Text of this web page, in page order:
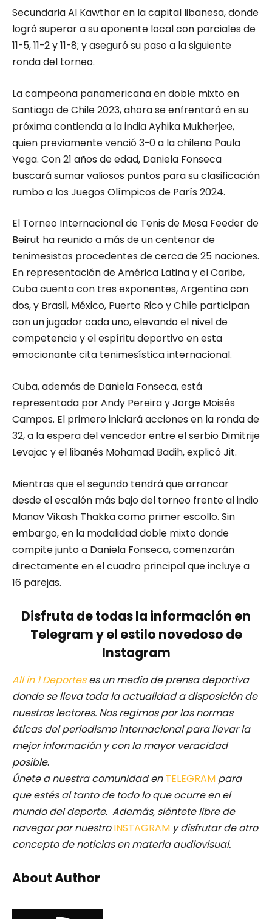
Secundaria Al Kawthar en la capital libanesa, donde
logró superar a su oponente local con parciales de
11-5, 11-2 y 11-8; y aseguró su paso a la siguiente
ronda del torneo.
La campeona panamericana en doble mixto en
Santiago de Chile 2023, ahora se enfrentará en su
próxima contienda a la india Ayhika Mukherjee,
quien previamente venció 3-0 a la chilena Paula
Vega. Con 21 años de edad, Daniela Fonseca
buscará sumar valiosos puntos para su clasificación
rumbo a los Juegos Olímpicos de París 2024.
El Torneo Internacional de Tenis de Mesa Feeder de
Beirut ha reunido a más de un centenar de
tenimesistas procedentes de cerca de 25 naciones.
En representación de América Latina y el Caribe,
Cuba cuenta con tres exponentes, Argentina con
dos, y Brasil, México, Puerto Rico y Chile participan
con un jugador cada uno, elevando el nivel de
competencia y el espíritu deportivo en esta
emocionante cita tenimesística internacional.
Cuba, además de Daniela Fonseca, está
representada por Andy Pereira y Jorge Moisés
Campos. El primero iniciará acciones en la ronda de
32, a la espera del vencedor entre el serbio Dimitrije
Levajac y el libanés Mohamad Badih, explicó Jit.
Mientras que el segundo tendrá que arrancar
desde el escalón más bajo del torneo frente al indio
Manav Vikash Thakka como primer escollo. Sin
embargo, en la modalidad doble mixto donde
compite junto a Daniela Fonseca, comenzarán
directamente en el cuadro principal que incluye a
16 parejas.
Disfruta de todas la información en
Telegram y el estilo novedoso de
Instagram
All in 1 Deporteses un medio de prensa deportiva
donde se lleva toda la actualidad a disposición de
nuestros lectores. Nos regimos por las normas
éticas del periodismo internacional para llevar la
mejor información y con la mayor veracidad
posible.
Únete a nuestra comunidad enTELEGRAM para
que estés al tanto de todo lo que ocurre en el
mundo del deporte. Además, siéntete libre de
navegar por nuestro INSTAGRAM y disfrutar de otro
concepto de noticias en materia audiovisual.
About Author